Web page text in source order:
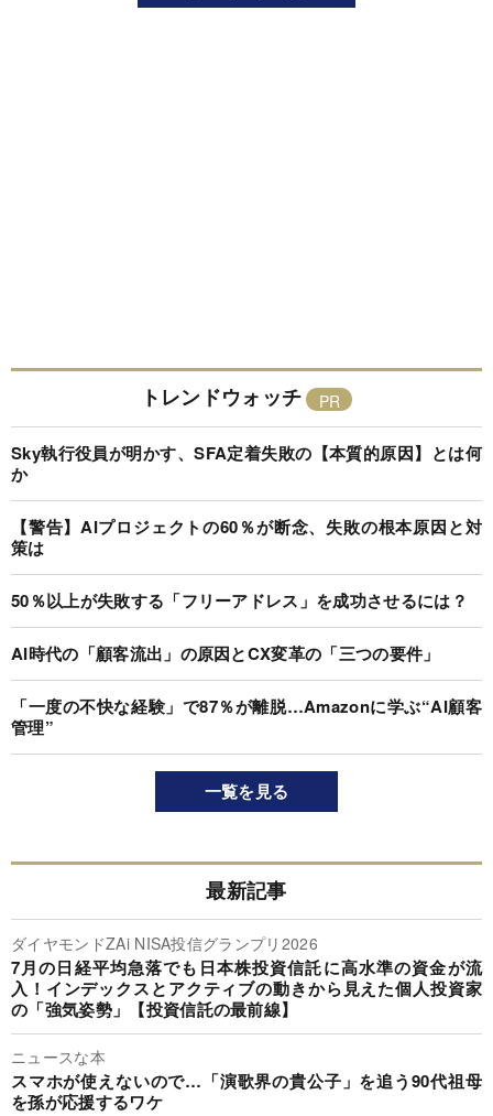
トレンドウォッチ
Sky執行役員が明かす、SFA定着失敗の【本質的原因】とは何
か
【警告】AIプロジェクトの60％が断念、失敗の根本原因と対
策は
50％以上が失敗する「フリーアドレス」を成功させるには？
AI時代の「顧客流出」の原因とCX変革の「三つの要件」
「一度の不快な経験」で87％が離脱…Amazonに学ぶ“AI顧客
管理”
一覧を見る
最新記事
ダイヤモンドZAi NISA投信グランプリ2026
7月の日経平均急落でも日本株投資信託に高水準の資金が流
入！インデックスとアクティブの動きから見えた個人投資家
の「強気姿勢」【投資信託の最前線】
ニュースな本
スマホが使えないので…「演歌界の貴公子」を追う90代祖母
を孫が応援するワケ